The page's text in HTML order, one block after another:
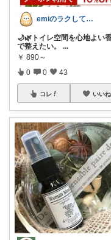
emiのラクしてキレイなアラカン生活
🌙🌿トイレ空間を心地よい
で整えたい。 ...
￥ 890～
0 0 43
コレ いいね